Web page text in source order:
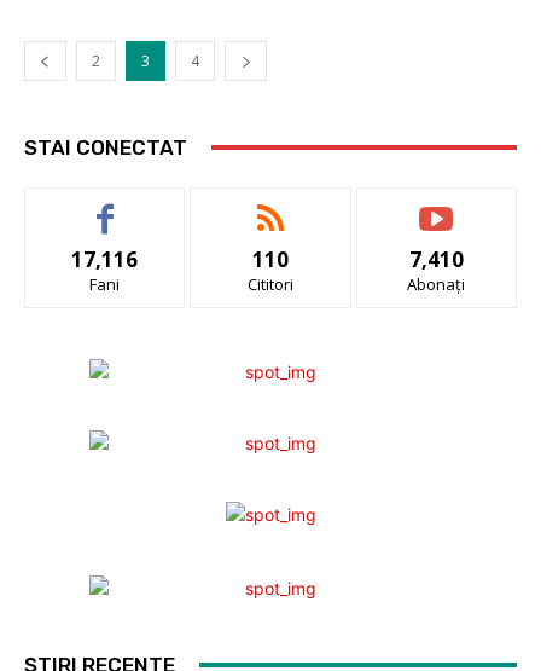
2 3 4
STAI CONECTAT
17,116
Fani
110
Cititori
7,410
Abonați
ȘTIRI RECENTE